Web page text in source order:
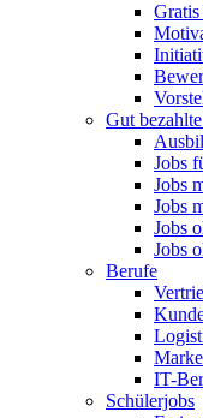
Gut
Jobs
Jobs
Jobs
Jobs
Jobs
Berufe
IT-
Schülerjobs